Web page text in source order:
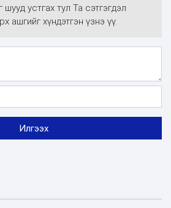
шууд устгах тул Та сэтгэгдэл
ашгийг хүндэтгэн үзнэ үү.